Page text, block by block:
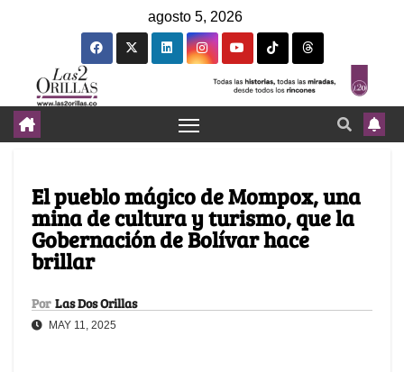
agosto 5, 2026
El pueblo mágico de Mompox, una
mina de cultura y turismo, que la
Gobernación de Bolívar hace
brillar
Por Las Dos Orillas
MAY 11, 2025